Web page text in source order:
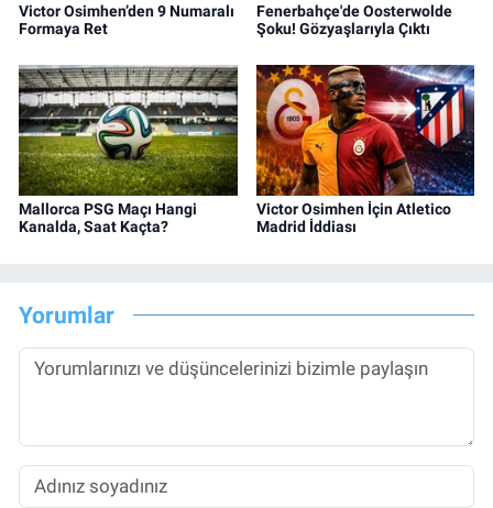
Victor Osimhen’den 9 Numaralı
Formaya Ret
Fenerbahçe'de Oosterwolde
Şoku! Gözyaşlarıyla Çıktı
Mallorca PSG Maçı Hangi
Kanalda, Saat Kaçta?
Victor Osimhen İçin Atletico
Madrid İddiası
Yorumlar